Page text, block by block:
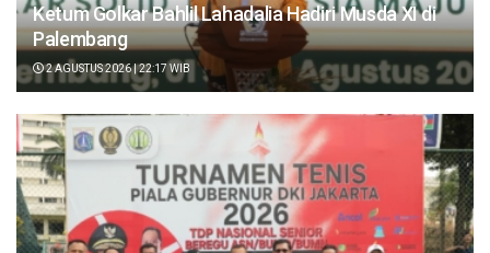
Ketum Golkar Bahlil Lahadalia Hadiri Musda XI di
Palembang
2 AGUSTUS 2026 | 22:17 WIB